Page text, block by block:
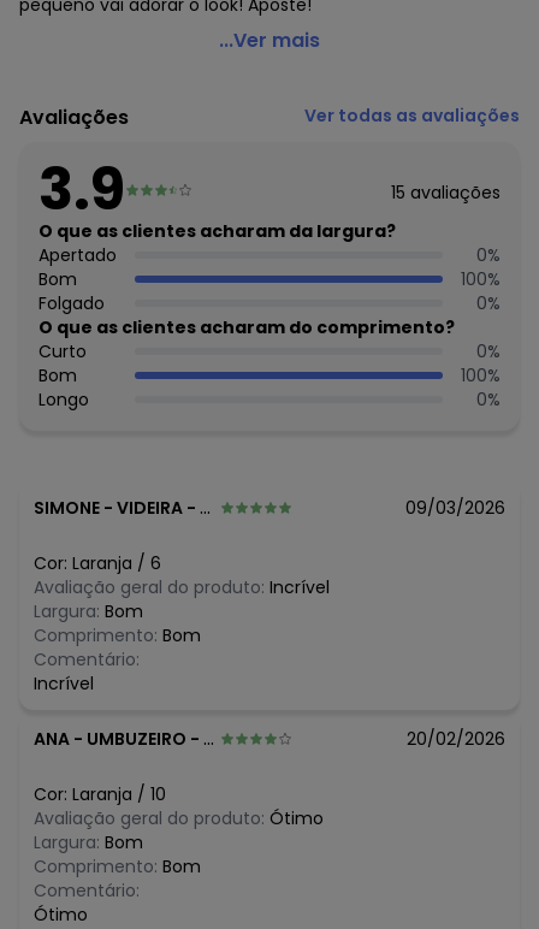
pequeno vai adorar o look! Aposte!
Marisol - Conjunto Longo com Capuz Moletom
Código do produto: 7342927
Modelagem: Ampla
Cintura: Média
Decote Frente : Redondo
Fornecedor: MARISOL VESTUARIO S.A. / CNPJ
20.454.870/0015-4
Feito: Brasil
Cuidados para conservação do produto: Não Alvejar. Não
Lavar a Seco. Não Secar em Tambor
Tecido: Malha
Composição: Jaqueta Algodão 100% Calça Algodão 100%
Histórico de preços
agosto/2026
N/D*
junho/2026
maio/2026
abril/2026
março/2026
fevereiro/2026
...Ver mais
Avaliações Ver todas as avaliações
3.9 15 avaliações
O que as clientes acharam da largura?
Apertado
0%
Bom
100%
Folgado
0%
O que as clientes acharam do comprimento?
Curto
0%
Bom
100%
Longo
0%
SIMONE - VIDEIRA - SC 09/03/2026
Cor: Laranja / 6
Avaliação geral do produto: Incrível
Largura: Bom
Comprimento: Bom
Comentário:
Incrível
ANA - UMBUZEIRO - PB 20/02/2026
Cor: Laranja / 10
Avaliação geral do produto: Ótimo
Largura: Bom
Comprimento: Bom
Comentário:
Ótimo